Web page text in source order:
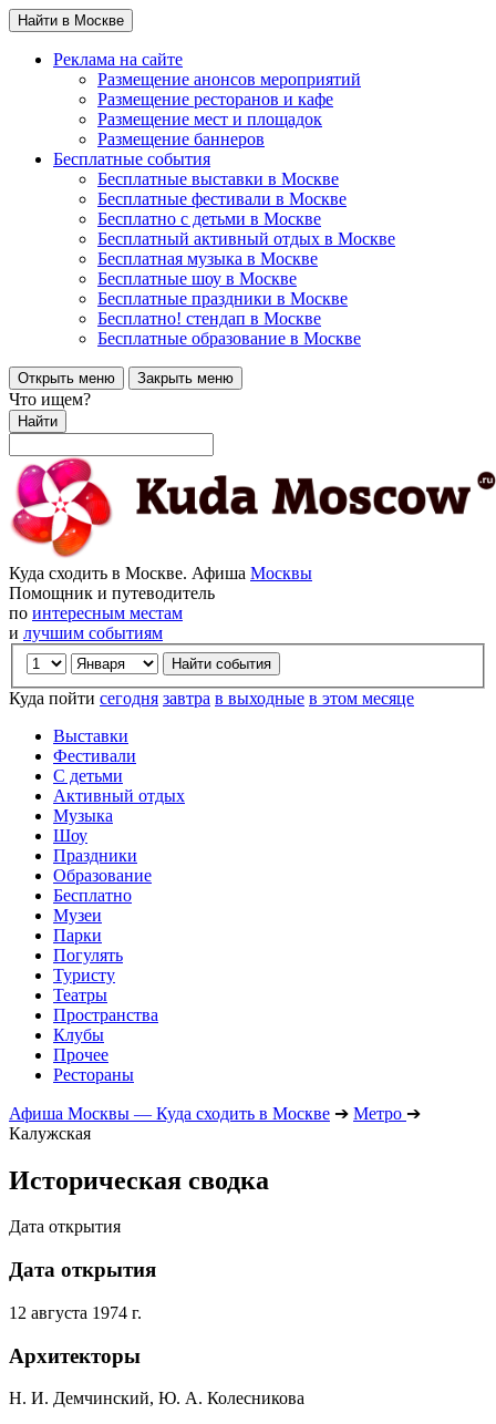
Найти в Москве
Реклама на сайте
Размещение анонсов мероприятий
Размещение ресторанов и кафе
Размещение мест и площадок
Размещение баннеров
Бесплатные события
Бесплатные выставки в Москве
Бесплатные фестивали в Москве
Бесплатно с детьми в Москве
Бесплатный активный отдых в Москве
Бесплатная музыка в Москве
Бесплатные шоу в Москве
Бесплатные праздники в Москве
Бесплатно! стендап в Москве
Бесплатные образование в Москве
Открыть меню Закрыть меню
Что ищем?
Найти
Куда сходить в Москве. Афиша Москвы
Помощник и путеводитель
по интересным местам
и лучшим событиям
Куда пойти сегодня завтра в выходные в этом месяце
Выставки
Фестивали
С детьми
Активный отдых
Музыка
Шоу
Праздники
Образование
Бесплатно
Музеи
Парки
Погулять
Туристу
Театры
Пространства
Клубы
Прочее
Рестораны
Афиша Москвы — Куда сходить в Москве ➔ Метро ➔
Калужская
Историческая сводка
Дата открытия
Дата открытия
12 августа 1974 г.
Архитекторы
Н. И. Демчинский, Ю. А. Колесникова